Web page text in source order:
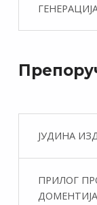
ЈУДИНА
ПРИЛОГ